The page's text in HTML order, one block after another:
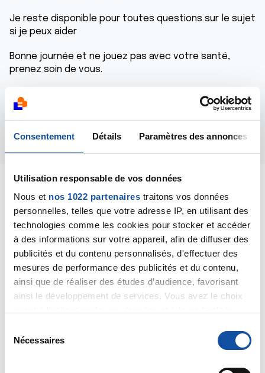
Consentement Détails Paramètres des annonces
Utilisation responsable de vos données
Nous et nos 1022 partenaires traitons vos données
personnelles, telles que votre adresse IP, en utilisant des
technologies comme les cookies pour stocker et accéder
à des informations sur votre appareil, afin de diffuser des
publicités et du contenu personnalisés, d'effectuer des
mesures de performance des publicités et du contenu,
ainsi que de réaliser des études d’audience, favorisant
ainsi le développement de services. Vous avez le choix
tout moment en consultant la Déclaration relative aux
cookies ou en cliquant sur l'icône de confidentialité.
Nécessaires
Je reste disponible pour toutes questions sur le sujet
si je peux aider
Bonne journée et ne jouez pas avec votre santé,
prenez soin de vous.
Tom
Répondre
Zade09
07/09/2023 - 19:06
After 40 hours of chemo, with the 5 fu I have severe
Has anyone felt this too?